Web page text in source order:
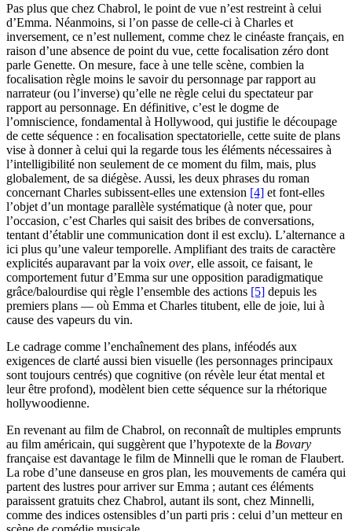
Pas plus que chez Chabrol, le point de vue n’est restreint à celui
d’Emma. Néanmoins, si l’on passe de celle-ci à Charles et
inversement, ce n’est nullement, comme chez le cinéaste français, en
raison d’une absence de point du vue, cette focalisation zéro dont
parle Genette. On mesure, face à une telle scène, combien la
focalisation règle moins le savoir du personnage par rapport au
narrateur (ou l’inverse) qu’elle ne règle celui du spectateur par
rapport au personnage. En définitive, c’est le dogme de
l’omniscience, fondamental à Hollywood, qui justifie le découpage
de cette séquence : en focalisation spectatorielle, cette suite de plans
vise à donner à celui qui la regarde tous les éléments nécessaires à
l’intelligibilité non seulement de ce moment du film, mais, plus
globalement, de sa diégèse. Aussi, les deux phrases du roman
concernant Charles subissent-elles une extension [4] et font-elles
l’objet d’un montage parallèle systématique (à noter que, pour
l’occasion, c’est Charles qui saisit des bribes de conversations,
tentant d’établir une communication dont il est exclu). L’alternance a
ici plus qu’une valeur temporelle. Amplifiant des traits de caractère
explicités auparavant par la voix over, elle assoit, ce faisant, le
comportement futur d’Emma sur une opposition paradigmatique
grâce/balourdise qui règle l’ensemble des actions [5] depuis les
premiers plans — où Emma et Charles titubent, elle de joie, lui à
cause des vapeurs du vin.
Le cadrage comme l’enchaînement des plans, inféodés aux
exigences de clarté aussi bien visuelle (les personnages principaux
sont toujours centrés) que cognitive (on révèle leur état mental et
leur être profond), modèlent bien cette séquence sur la rhétorique
hollywoodienne.
En revenant au film de Chabrol, on reconnaît de multiples emprunts
au film américain, qui suggèrent que l’hypotexte de la Bovary
française est davantage le film de Minnelli que le roman de Flaubert.
La robe d’une danseuse en gros plan, les mouvements de caméra qui
partent des lustres pour arriver sur Emma ; autant ces éléments
paraissent gratuits chez Chabrol, autant ils sont, chez Minnelli,
comme des indices ostensibles d’un parti pris : celui d’un metteur en